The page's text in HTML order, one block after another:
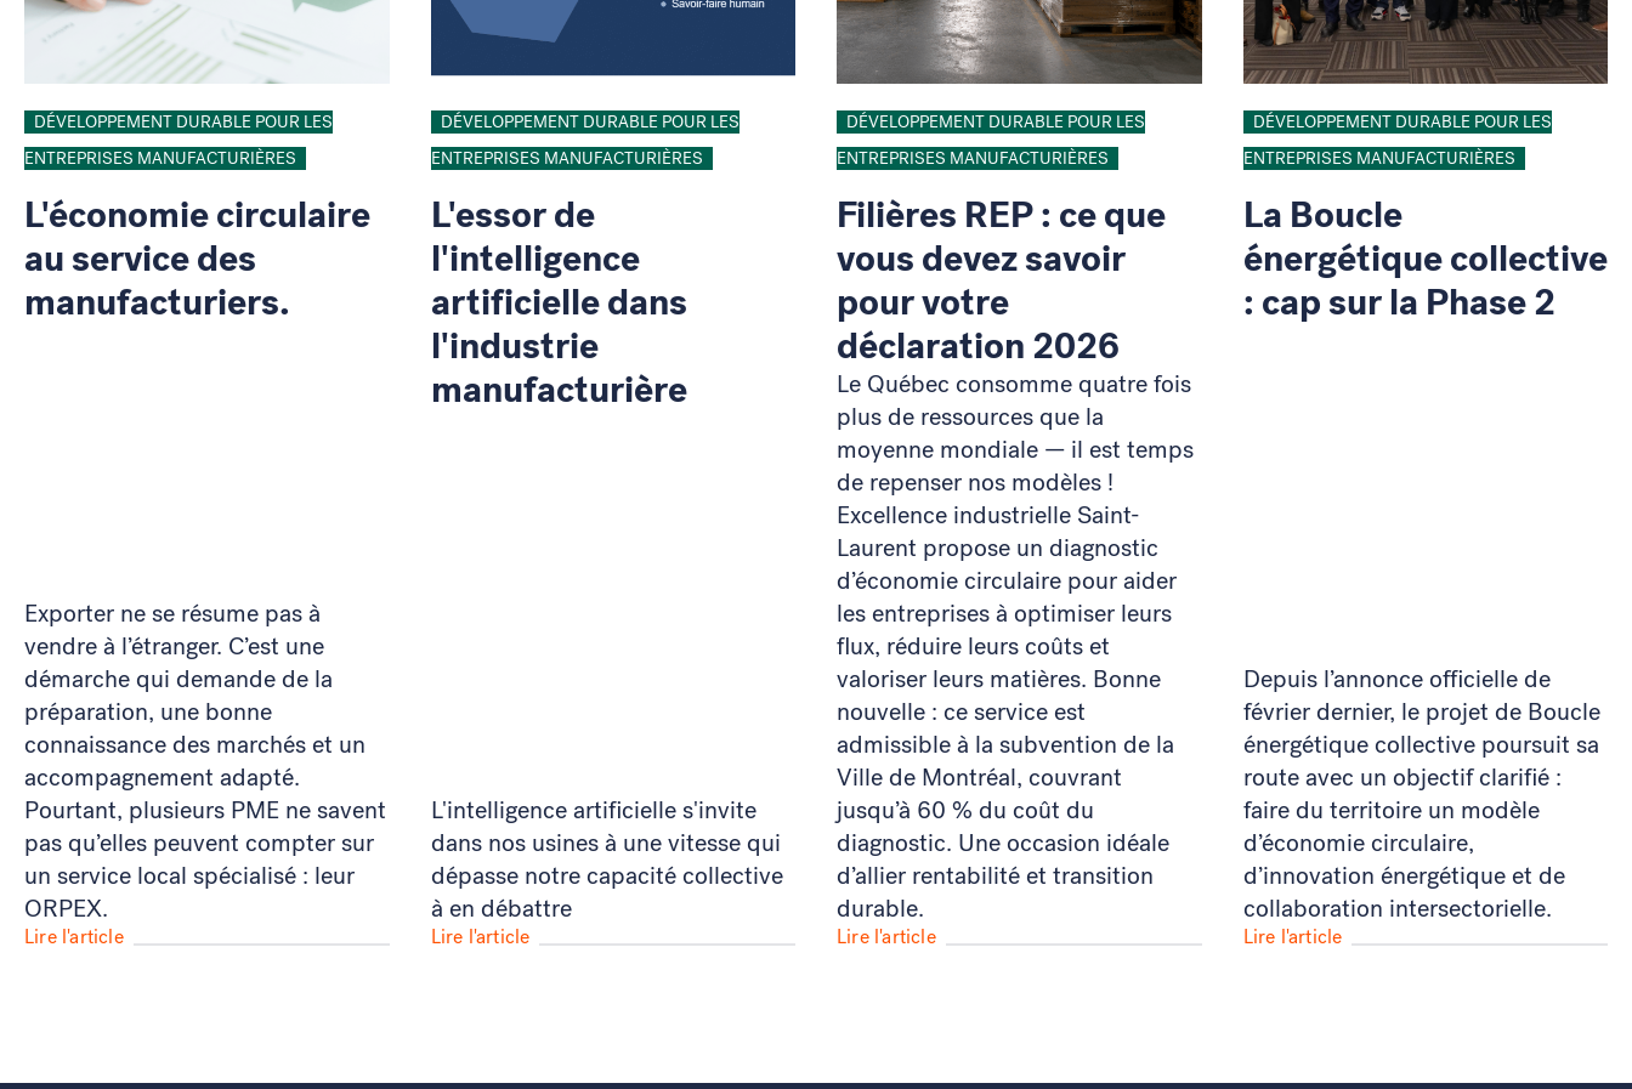
DÉVELOPPEMENT DURABLE POUR LES
ENTREPRISES MANUFACTURIÈRES
L'économie circulaire
au service des
manufacturiers.
Exporter ne se résume pas à
vendre à l’étranger. C’est une
démarche qui demande de la
préparation, une bonne
connaissance des marchés et un
accompagnement adapté.
Pourtant, plusieurs PME ne savent
pas qu’elles peuvent compter sur
un service local spécialisé : leur
ORPEX.
Lire l'article
DÉVELOPPEMENT DURABLE POUR LES
ENTREPRISES MANUFACTURIÈRES
L'essor de
l'intelligence
artificielle dans
l'industrie
manufacturière
L'intelligence artificielle s'invite
dans nos usines à une vitesse qui
dépasse notre capacité collective
à en débattre
Lire l'article
DÉVELOPPEMENT DURABLE POUR LES
ENTREPRISES MANUFACTURIÈRES
Filières REP : ce que
vous devez savoir
pour votre
déclaration 2026
Le Québec consomme quatre fois
plus de ressources que la
moyenne mondiale — il est temps
de repenser nos modèles !
Excellence industrielle Saint-
Laurent propose un diagnostic
d’économie circulaire pour aider
les entreprises à optimiser leurs
flux, réduire leurs coûts et
valoriser leurs matières. Bonne
nouvelle : ce service est
admissible à la subvention de la
Ville de Montréal, couvrant
jusqu’à 60 % du coût du
diagnostic. Une occasion idéale
d’allier rentabilité et transition
durable.
Lire l'article
DÉVELOPPEMENT DURABLE POUR LES
ENTREPRISES MANUFACTURIÈRES
La Boucle
énergétique collective
: cap sur la Phase 2
Depuis l’annonce officielle de
février dernier, le projet de Boucle
énergétique collective poursuit sa
route avec un objectif clarifié :
faire du territoire un modèle
d’économie circulaire,
d’innovation énergétique et de
collaboration intersectorielle.
Lire l'article